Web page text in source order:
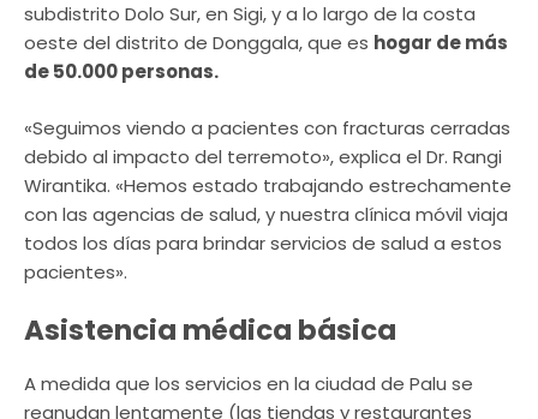
subdistrito Dolo Sur, en Sigi, y a lo largo de la costa
oeste del distrito de Donggala, que es hogar de más
de 50.000 personas.
«Seguimos viendo a pacientes con fracturas cerradas
debido al impacto del terremoto», explica el Dr. Rangi
Wirantika. «Hemos estado trabajando estrechamente
con las agencias de salud, y nuestra clínica móvil viaja
todos los días para brindar servicios de salud a estos
pacientes».
Asistencia médica básica
A medida que los servicios en la ciudad de Palu se
reanudan lentamente (las tiendas y restaurantes